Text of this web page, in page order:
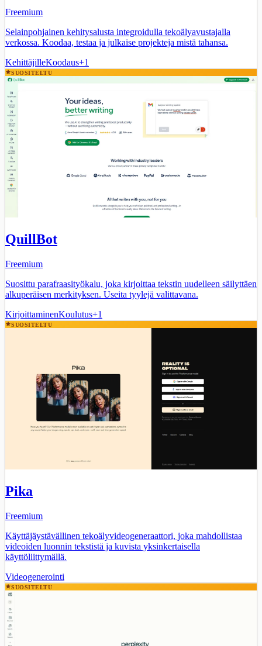
Freemium
Selainpohjainen kehitysalusta integroidulla tekoälyavustajalla
verkossa. Koodaa, testaa ja julkaise projekteja mistä tahansa.
KehittäjilleKoodaus+1
SUOSITELTU
QuillBot
Freemium
Suosittu parafraasityökalu, joka kirjoittaa tekstin uudelleen säilyttäen
alkuperäisen merkityksen. Useita tyylejä valittavana.
KirjoittaminenKoulutus+1
SUOSITELTU
Pika
Freemium
Käyttäjäystävällinen tekoälyvideogeneraattori, joka mahdollistaa
videoiden luonnin tekstistä ja kuvista yksinkertaisella
käyttöliittymällä.
Videogenerointi
SUOSITELTU